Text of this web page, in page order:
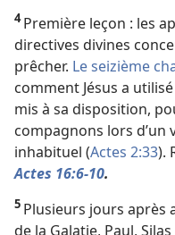
4Première leçon : les
directives divines
prêcher. Le seizième
comment Jésus a
mis à sa disposition,
compagnons lors d’un
inhabituel (Actes 2:33).
Actes 16:6-10.
5 Plusieurs jours après
de la Galatie, Paul,